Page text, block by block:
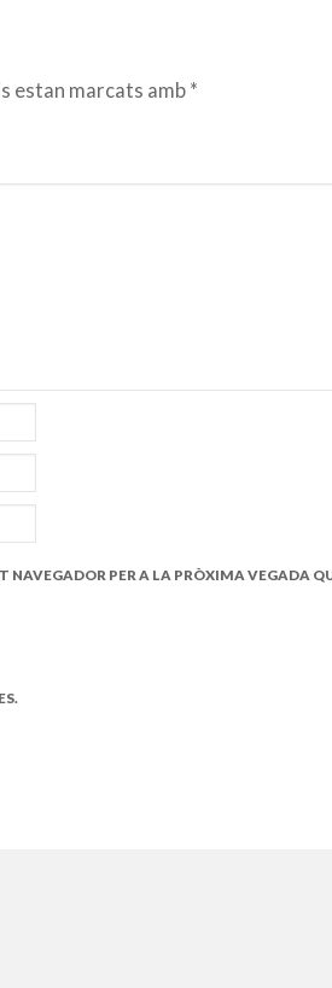
estan marcats amb *
NAVEGADOR PER A LA PRÒXIMA VEGADA